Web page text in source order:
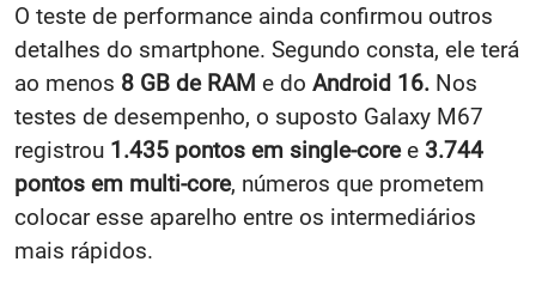
O teste de performance ainda confirmou outros
detalhes do smartphone. Segundo consta, ele terá
ao menos 8 GB de RAM e do Android 16. Nos
testes de desempenho, o suposto Galaxy M67
registrou 1.435 pontos em single-coree 3.744
pontos em multi-core, números que prometem
colocar esse aparelho entre os intermediários
mais rápidos.